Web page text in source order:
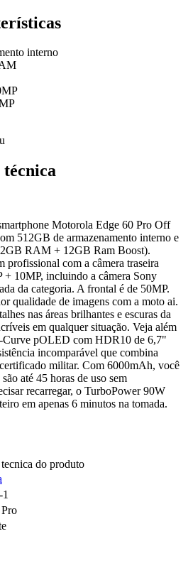
interno
técnica
Motorola Edge 60 Pro Off
512GB de armazenamento interno e
RAM + 12GB Ram Boost).
profissional com a câmera traseira
10MP, incluindo a câmera Sony
da categoria. A frontal é de 50MP.
qualidade de imagens com a moto ai.
nas áreas brilhantes e escuras da
em qualquer situação. Veja além
Curve pOLED com HDR10 de 6,7"
incomparável que combina
militar. Com 6000mAh, você
até 45 horas de uso sem
recarregar, o TurboPower 90W
em apenas 6 minutos na tomada.
do produto